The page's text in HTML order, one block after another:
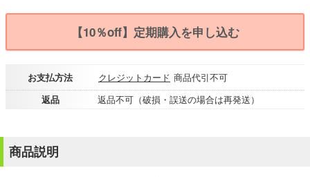
【10％off】定期購入を申し込む
お支払方法 クレジットカード 商品代引不可
返品
返品不可（破損・誤送の場合は再発送）
商品説明